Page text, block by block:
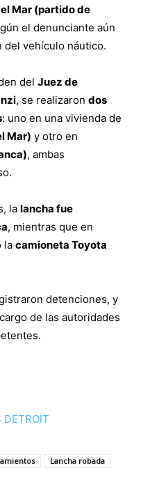
Mar (partido de
el denunciante aún
del vehículo náutico.
del Juez de
, se realizaron dos
: uno en una vivienda de
Mar) y otro en
, ambas
la lancha fue
, mientras que en
la camioneta Toyota
detenciones, y
de las autoridades
Lancha robada